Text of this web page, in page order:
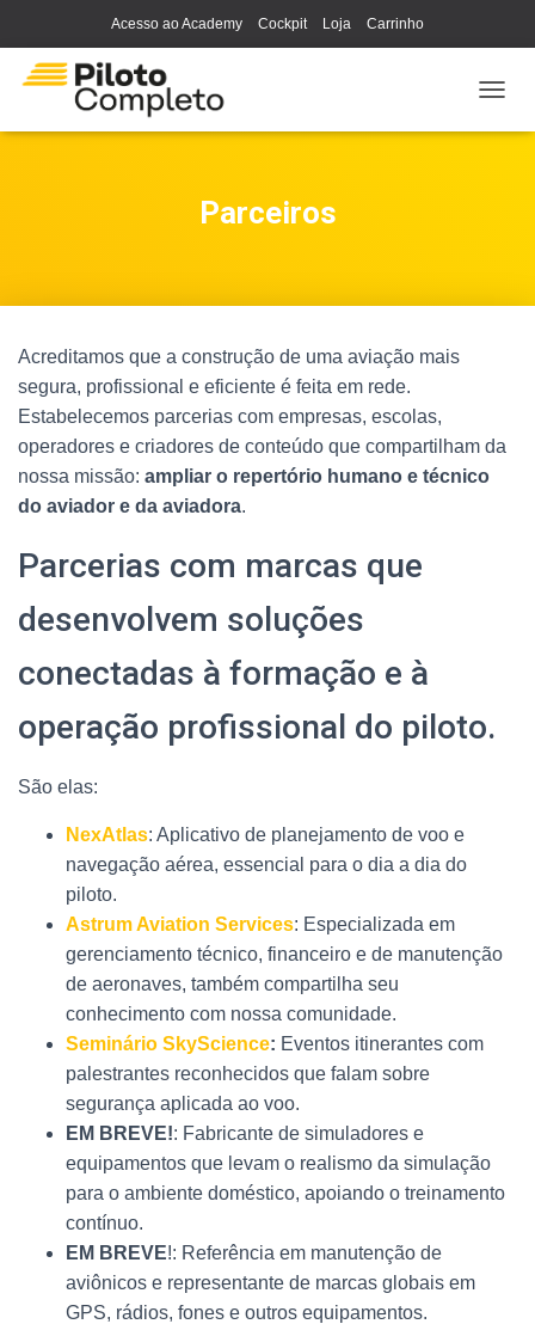
Acesso ao Academy Cockpit Loja Carrinho
L
Ã
Parceiros
Acreditamos que a construção de uma aviação mais
segura, profissional e eficiente é feita em rede.
Estabelecemos parcerias com empresas, escolas,
operadores e criadores de conteúdo que compartilham da
nossa missão: ampliar o repertório humano e técnico
do aviador e da aviadora.
Parcerias com marcas que
desenvolvem soluções
conectadas à formação e à
operação profissional do piloto.
São elas:
NexAtlas: Aplicativo de planejamento de voo e
navegação aérea, essencial para o dia a dia do
piloto.
Astrum Aviation Services: Especializada em
gerenciamento técnico, financeiro e de manutenção
de aeronaves, também compartilha seu
conhecimento com nossa comunidade.
Seminário SkyScience: Eventos itinerantes com
palestrantes reconhecidos que falam sobre
segurança aplicada ao voo.
EM BREVE!: Fabricante de simuladores e
equipamentos que levam o realismo da simulação
para o ambiente doméstico, apoiando o treinamento
contínuo.
EM BREVE!: Referência em manutenção de
aviônicos e representante de marcas globais em
GPS, rádios, fones e outros equipamentos.